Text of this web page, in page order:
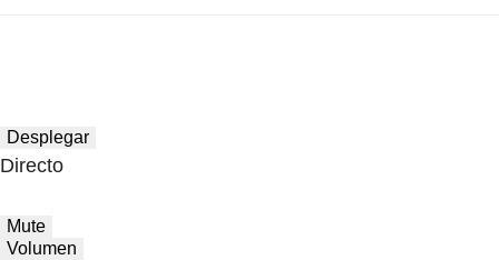
Desplegar
Directo
Mute
Volumen